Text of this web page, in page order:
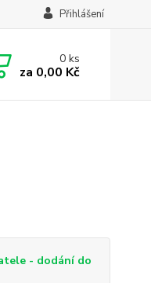
Přihlášení
0ks
za 0,00 Kč
- dodání do